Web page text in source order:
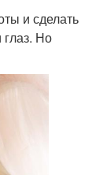
и сделать
Но